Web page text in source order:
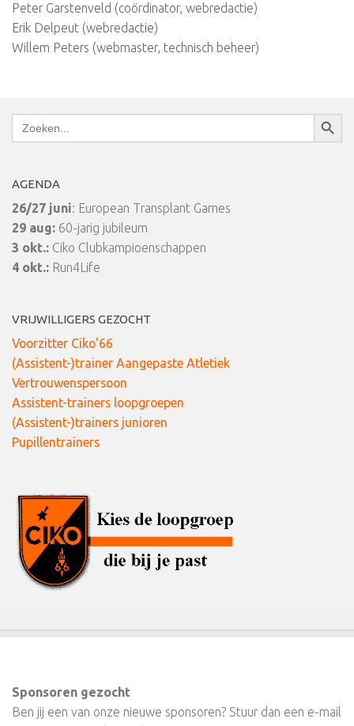
Peter Garstenveld (coördinator, webredactie)
Erik Delpeut (webredactie)
Willem Peters (webmaster, technisch beheer)
Zoek
naar:
AGENDA
26/27 juni: European Transplant Games
29 aug: 60-jarig jubileum
3 okt.: Ciko Clubkampioenschappen
4 okt.: Run4Life
VRIJWILLIGERS GEZOCHT
Voorzitter Ciko’66
(Assistent-)trainer Aangepaste Atletiek
Vertrouwenspersoon
Assistent-trainers loopgroepen
(Assistent-)trainers junioren
Pupillentrainers
Sponsoren gezocht
Ben jij een van onze nieuwe sponsoren? Stuur dan een e-mail